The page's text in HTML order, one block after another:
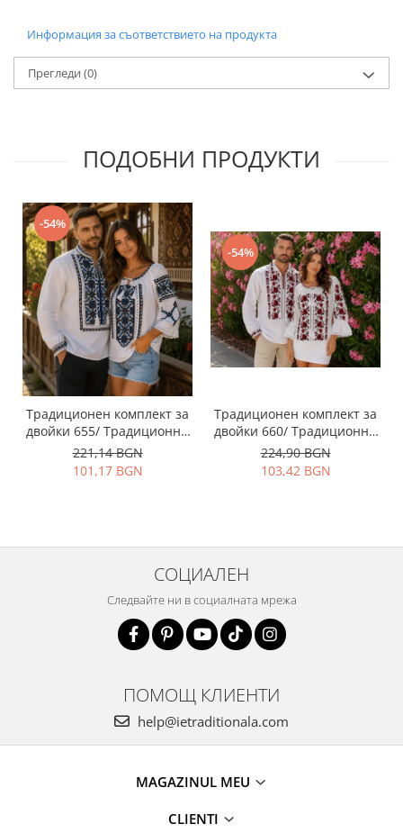
Информация за съответствието на продукта
Прегледи (0)
ПОДОБНИ ПРОДУКТИ
-54%
Традиционен комплект за
двойки 655/ Традиционни
ризи с бродерия
221,14 BGN
101,17 BGN
-54%
Традиционен комплект за
двойки 660/ Традиционни
ризи с бродерия
224,90 BGN
103,42 BGN
СОЦИАЛЕН
Следвайте ни в социалната мрежа
ПОМОЩ КЛИЕНТИ
help@ietraditionala.com
MAGAZINUL MEU
CLIENTI